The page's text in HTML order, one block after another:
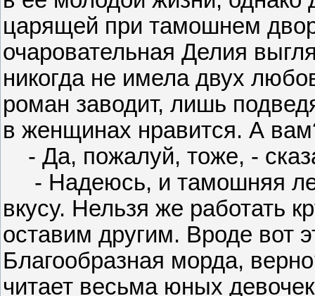
царящей при тамошнем
очаровательная Делия
никогда не имела двух
роман заводит, лишь
в женщинах нравится. А
- Да, пожалуй, тоже, -
- Надеюсь, и тамошняя
вкусу. Нельзя же работать
оставим другим. Вроде вот
Благообразная морда,
читает весьма юных